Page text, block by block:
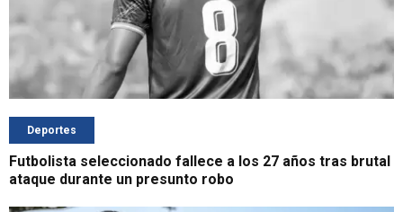
Deportes
Futbolista seleccionado fallece a los 27 años tras brutal
ataque durante un presunto robo